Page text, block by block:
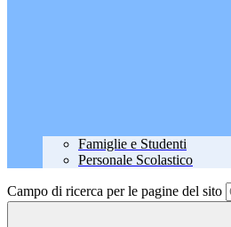
Famiglie e Studenti
Personale Scolastico
Campo di ricerca per le pagine del sito